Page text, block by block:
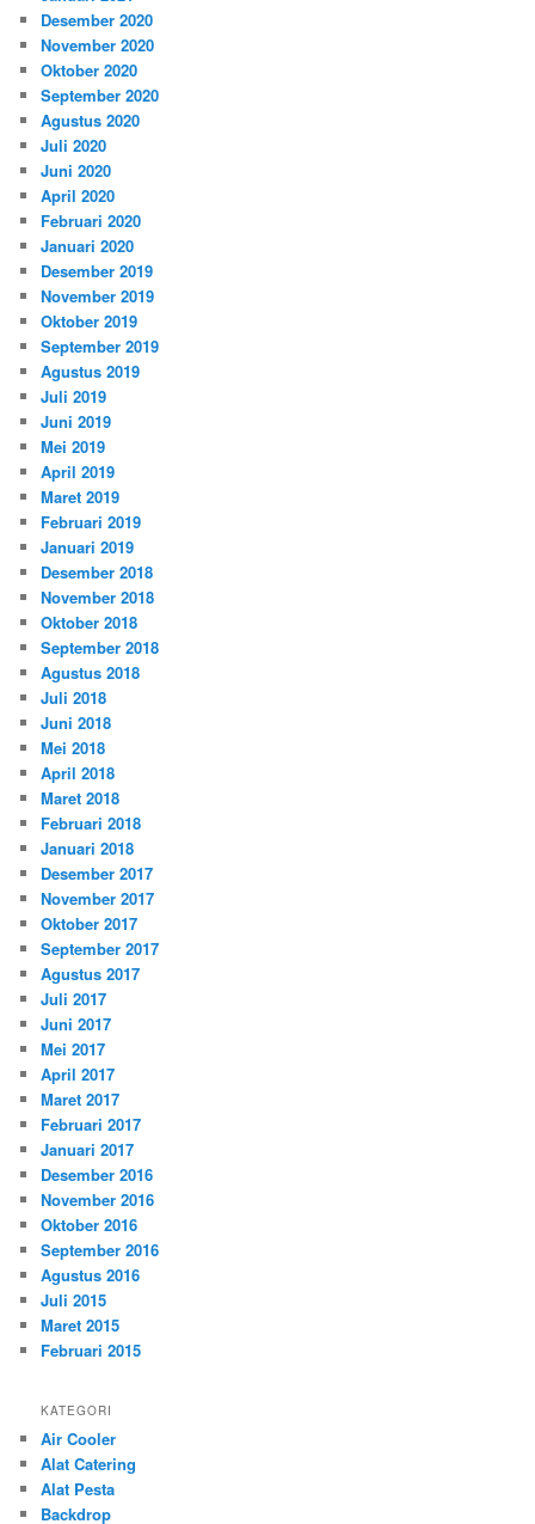
Desember 2020
November 2020
Oktober 2020
September 2020
Agustus 2020
Juli 2020
Juni 2020
April 2020
Februari 2020
Januari 2020
Desember 2019
November 2019
Oktober 2019
September 2019
Agustus 2019
Juli 2019
Juni 2019
Mei 2019
April 2019
Maret 2019
Februari 2019
Januari 2019
Desember 2018
November 2018
Oktober 2018
September 2018
Agustus 2018
Juli 2018
Juni 2018
Mei 2018
April 2018
Maret 2018
Februari 2018
Januari 2018
Desember 2017
November 2017
Oktober 2017
September 2017
Agustus 2017
Juli 2017
Juni 2017
Mei 2017
April 2017
Maret 2017
Februari 2017
Januari 2017
Desember 2016
November 2016
Oktober 2016
September 2016
Agustus 2016
Juli 2015
Maret 2015
Februari 2015
KATEGORI
Air Cooler
Alat Catering
Alat Pesta
Backdrop